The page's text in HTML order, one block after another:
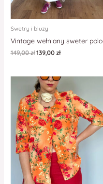
Swetry i bluzy
Vintage wełniany sweter polo
149,00zł 139,00zł